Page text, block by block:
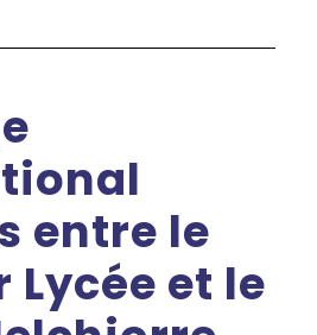
entre le
Lycée et le